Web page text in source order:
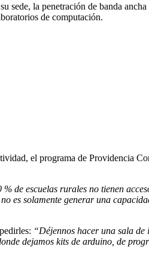
la penetración de banda
de computación.
el programa de Providencia
de escuelas rurales no tienen
es solamente generar una
“Déjennos hacer una sala
dejamos kits de arduino, de